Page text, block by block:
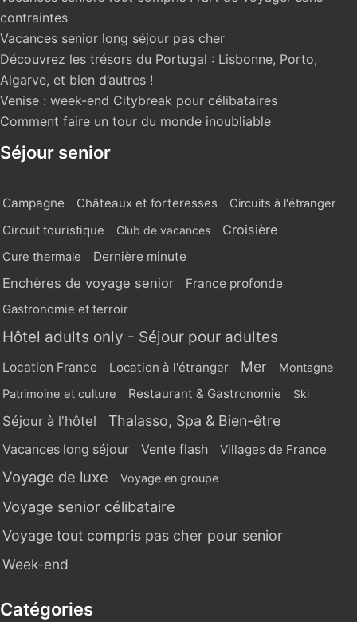
contraintes
Vacances senior long séjour pas cher
Découvrez les trésors du Portugal : Lisbonne, Porto,
Algarve, et bien d’autres !
Venise : week-end Citybreak pour célibataires
Comment faire un tour du monde inoubliable
Séjour senior
Campagne Châteaux et forteresses
Circuits à l'étranger
Circuit touristique
Club de vacances Croisière
Cure thermale Dernière minute
Enchères de voyage senior
France profonde
Gastronomie et terroir
Hôtel adults only - Séjour pour adultes
Location France Location à l'étranger Mer Montagne
Patrimoine et culture Restaurant & Gastronomie Ski
Séjour à l'hôtel Thalasso, Spa & Bien-être
Vacances long séjour Vente flash Villages de France
Voyage de luxe Voyage en groupe
Voyage senior célibataire
Voyage tout compris pas cher pour senior
Week-end
Catégories